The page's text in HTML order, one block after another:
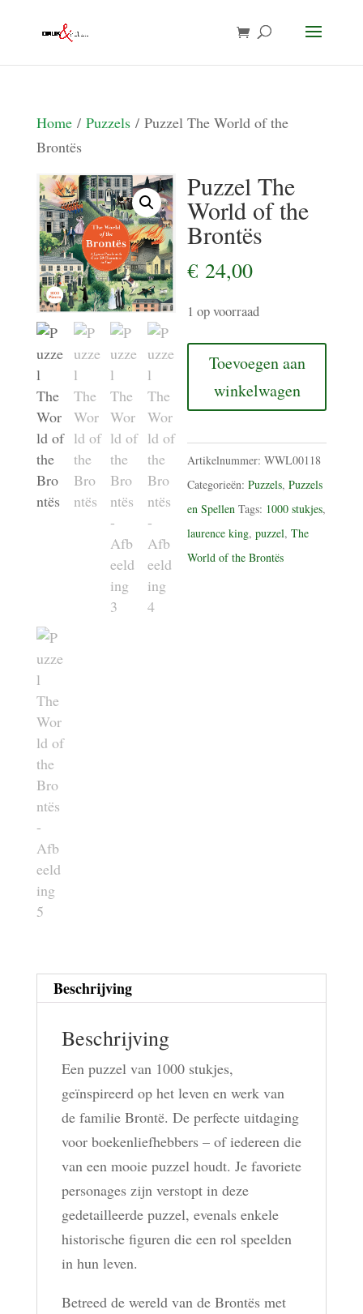
Home/ Puzzels/ Puzzel The World of the
Brontës
Puzzel The
World of the
Brontës
€ 24,00
1 op voorraad
Puzzel
World
the
Brontës
aantal
Toevoegen aan
winkelwagen
Artikelnummer:WWL00118
Categorieën:Puzzels,Puzzels
en Spellen Tags: 1000 stukjes,
laurence king,puzzel,The
World of the Brontës
Beschrijving
Beschrijving
Een puzzel van 1000 stukjes,
geïnspireerd op het leven en werk van
de familie Brontë. De perfecte uitdaging
voor boekenliefhebbers – of iedereen die
van een mooie puzzel houdt. Je favoriete
personages zijn verstopt in deze
gedetailleerde puzzel, evenals enkele
historische figuren die een rol speelden
in hun leven.
Betreed de wereld van de Brontës met